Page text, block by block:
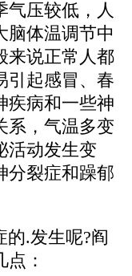
气压较低，人
脑体温调节中
来说正常人都
引起感冒、春
疾病和一些神
系，气温多变
活动发生变
分裂症和躁郁
.发生呢?阎
：